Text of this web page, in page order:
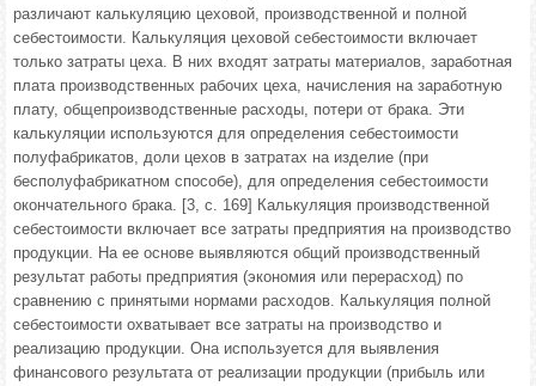
различают калькуляцию цеховой, производственной и полной
себестоимости. Калькуляция цеховой себестоимости включает
только затраты цеха. В них входят затраты материалов, заработная
плата производственных рабочих цеха, начисления на заработную
плату, общепроизводственные расходы, потери от брака. Эти
калькуляции используются для определения себестоимости
полуфабрикатов, доли цехов в затратах на изделие (при
бесполуфабрикатном способе), для определения себестоимости
окончательного брака. [3, с. 169] Калькуляция производственной
себестоимости включает все затраты предприятия на производство
продукции. На ее основе выявляются общий производственный
результат работы предприятия (экономия или перерасход) по
сравнению с принятыми нормами расходов. Калькуляция полной
себестоимости охватывает все затраты на производство и
реализацию продукции. Она используется для выявления
финансового результата от реализации продукции (прибыль или